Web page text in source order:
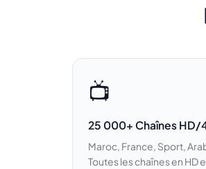
📺
25 000+ Chaînes HD/
Maroc, France, Sport,
Toutes les chaînes en HD